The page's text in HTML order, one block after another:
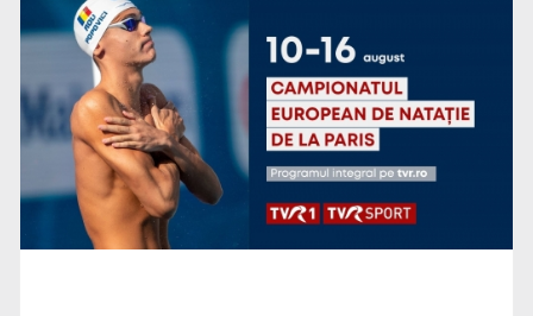
Cate Blanchett este „Blue Jasmine” – sâmbătă seară, la TVR